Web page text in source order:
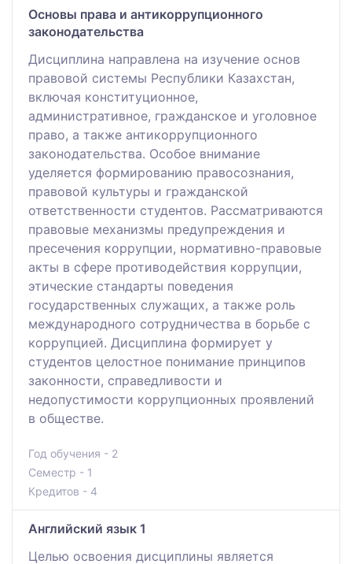
Основы права и антикоррупционного
законодательства
Дисциплина направлена на изучение основ
правовой системы Республики Казахстан,
включая конституционное,
административное, гражданское и уголовное
право, а также антикоррупционного
законодательства. Особое внимание
уделяется формированию правосознания,
правовой культуры и гражданской
ответственности студентов. Рассматриваются
правовые механизмы предупреждения и
пресечения коррупции, нормативно-правовые
акты в сфере противодействия коррупции,
этические стандарты поведения
государственных служащих, а также роль
международного сотрудничества в борьбе с
коррупцией. Дисциплина формирует у
студентов целостное понимание принципов
законности, справедливости и
недопустимости коррупционных проявлений
в обществе.
Год обучения - 2
Семестр - 1
Кредитов - 4
Английский язык 1
Целью освоения дисциплины является